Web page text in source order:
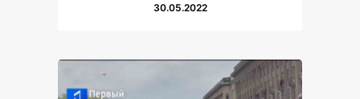
30.05.2022